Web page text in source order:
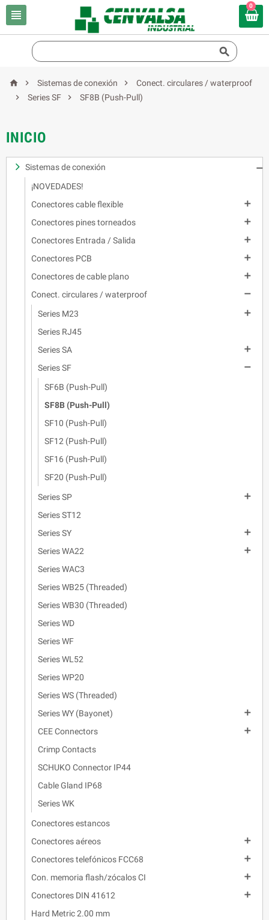

0

  Sistemas de conexión 
Conect. circulares / waterproof

Series SF  SF8B (Push-Pull)
INICIO
Sistemas de conexión

¡NOVEDADES!
Conectores cable flexible

Conectores pines torneados

Conectores Entrada / Salida

Conectores PCB

Conectores de cable plano

Conect. circulares / waterproof

Series M23

Series RJ45
Series SA

Series SF

SF6B (Push-Pull)
SF8B (Push-Pull)
SF10 (Push-Pull)
SF12 (Push-Pull)
SF16 (Push-Pull)
SF20 (Push-Pull)
Series SP

Series ST12
Series SY

Series WA22

Series WAC3
Series WB25 (Threaded)
Series WB30 (Threaded)
Series WD
Series WF
Series WL52
Series WP20
Series WS (Threaded)
Series WY (Bayonet)

CEE Connectors

Crimp Contacts
SCHUKO Connector IP44
Cable Gland IP68
Series WK
Conectores estancos
Conectores aéreos

Conectores telefónicos FCC68

Con. memoria flash/zócalos CI

Conectores DIN 41612

Hard Metric 2.00 mm